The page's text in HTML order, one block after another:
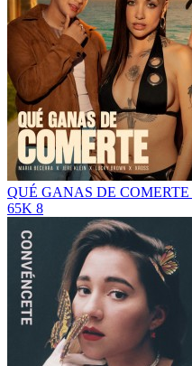
QUÉ GANAS DE COMERTE
65K 8